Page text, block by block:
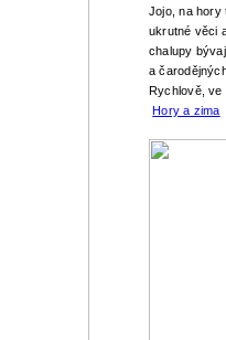
Jojo, na hory
ukrutné věci
chalupy
a
Rychlově, ve
Hory a zima